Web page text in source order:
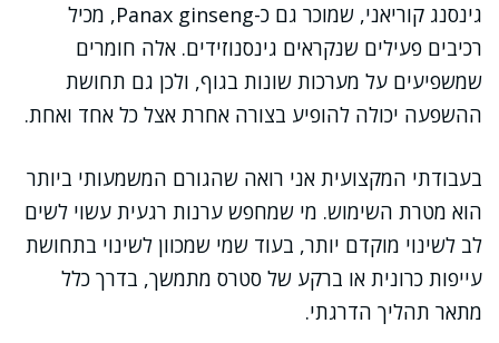
גינסנג קוריאני, שמוכר גם כ-Panax ginseng, מכיל
רכיבים פעילים שנקראים גינסנוזידים. אלה חומרים
שמשפיעים על מערכות שונות בגוף, ולכן גם תחושת
ההשפעה יכולה להופיע בצורה אחרת אצל כל אחד ואחת.
בעבודתי המקצועית אני רואה שהגורם המשמעותי ביותר
הוא מטרת השימוש. מי שמחפש ערנות רגעית עשוי לשים
לב לשינוי מוקדם יותר, בעוד שמי שמכוון לשינוי בתחושת
עייפות כרונית או ברקע של סטרס מתמשך, בדרך כלל
מתאר תהליך הדרגתי.